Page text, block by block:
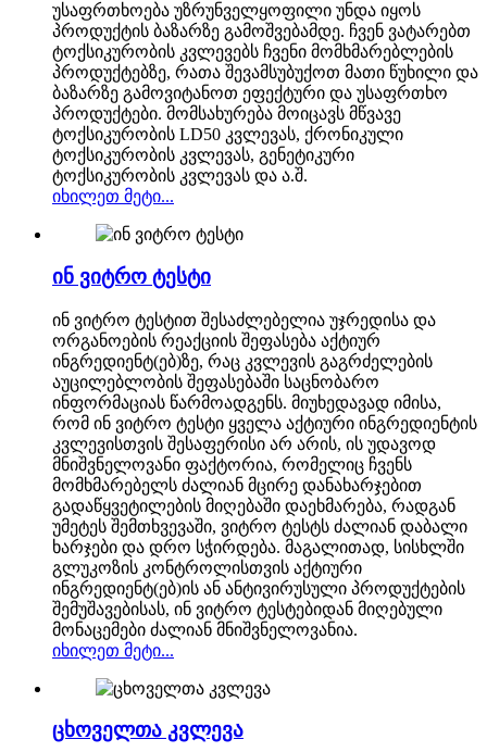
უსაფრთხოება უზრუნველყოფილი უნდა იყოს
პროდუქტის ბაზარზე გამოშვებამდე. ჩვენ ვატარებთ
ტოქსიკურობის კვლევებს ჩვენი მომხმარებლების
პროდუქტებზე, რათა შევამსუბუქოთ მათი წუხილი და
ბაზარზე გამოვიტანოთ ეფექტური და უსაფრთხო
პროდუქტები. მომსახურება მოიცავს მწვავე
ტოქსიკურობის LD50 კვლევას, ქრონიკული
ტოქსიკურობის კვლევას, გენეტიკური
ტოქსიკურობის კვლევას და ა.შ.
იხილეთ მეტი...
ინ ვიტრო ტესტი
ინ ვიტრო ტესტით შესაძლებელია უჯრედისა და
ორგანოების რეაქციის შეფასება აქტიურ
ინგრედიენტ(ებ)ზე, რაც კვლევის გაგრძელების
აუცილებლობის შეფასებაში საცნობარო
ინფორმაციას წარმოადგენს. მიუხედავად იმისა,
რომ ინ ვიტრო ტესტი ყველა აქტიური ინგრედიენტის
კვლევისთვის შესაფერისი არ არის, ის უდავოდ
მნიშვნელოვანი ფაქტორია, რომელიც ჩვენს
მომხმარებელს ძალიან მცირე დანახარჯებით
გადაწყვეტილების მიღებაში დაეხმარება, რადგან
უმეტეს შემთხვევაში, ვიტრო ტესტს ძალიან დაბალი
ხარჯები და დრო სჭირდება. მაგალითად, სისხლში
გლუკოზის კონტროლისთვის აქტიური
ინგრედიენტ(ებ)ის ან ანტივირუსული პროდუქტების
შემუშავებისას, ინ ვიტრო ტესტებიდან მიღებული
მონაცემები ძალიან მნიშვნელოვანია.
იხილეთ მეტი...
ცხოველთა კვლევა